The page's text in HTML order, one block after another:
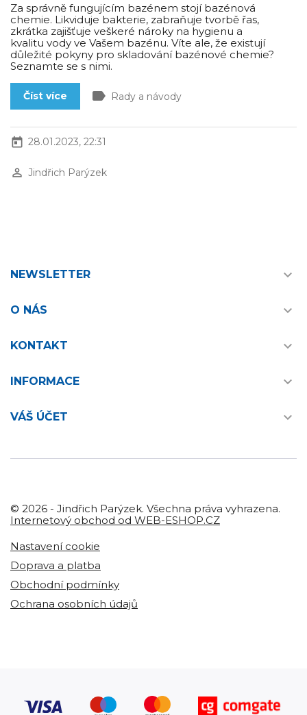
Za správně fungujícím bazénem stojí bazénová
chemie. Likviduje bakterie, zabraňuje tvorbě řas,
zkrátka zajišťuje veškeré nároky na hygienu a
kvalitu vody ve Vašem bazénu. Víte ale, že existují
důležité pokyny pro skladování bazénové chemie?
Seznamte se s nimi.
Číst více label Rady a návody
today 28.01.2023, 22:31
perm_identity Jindřich Parýzek
NEWSLETTER 
O NÁS 
KONTAKT 
INFORMACE 
VÁŠ ÚČET 
© 2026 - Jindřich Parýzek. Všechna práva vyhrazena.
Internetový obchod od WEB-ESHOP.CZ
Nastavení cookie
Doprava a platba
Obchodní podmínky
Ochrana osobních údajů